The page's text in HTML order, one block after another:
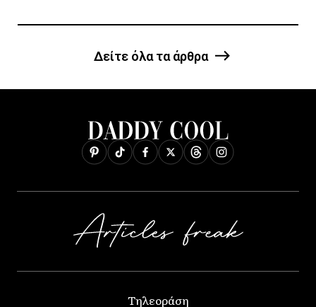
Δείτε όλα τα άρθρα
Τηλεοράση